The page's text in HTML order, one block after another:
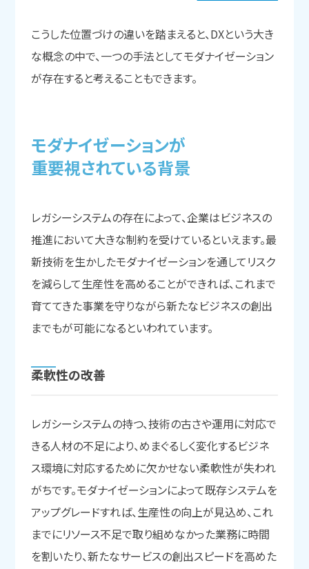
こうした位置づけの違いを踏まえると、DXという大き
な概念の中で、一つの手法としてモダナイゼーション
が存在すると考えることもできます。
モダナイゼーションが
重要視されている背景
レガシーシステムの存在によって、企業はビジネスの
推進において大きな制約を受けているといえます。最
新技術を生かしたモダナイゼーションを通してリスク
を減らして生産性を高めることができれば、これまで
育ててきた事業を守りながら新たなビジネスの創出
までもが可能になるといわれています。
柔軟性の改善
レガシーシステムの持つ、技術の古さや運用に対応で
きる人材の不足により、めまぐるしく変化するビジネ
ス環境に対応するために欠かせない柔軟性が失われ
がちです。モダナイゼーションによって既存システムを
アップグレードすれば、生産性の向上が見込め、これ
までにリソース不足で取り組めなかった業務に時間
を割いたり、新たなサービスの創出スピードを高めた